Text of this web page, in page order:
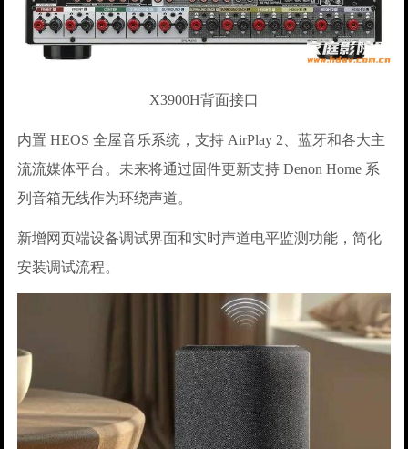
X3900H背面接口
内置 HEOS 全屋音乐系统，支持 AirPlay 2、蓝牙和各大主
流流媒体平台。未来将通过固件更新支持 Denon Home 系
列音箱无线作为环绕声道。
新增网页端设备调试界面和实时声道电平监测功能，简化
安装调试流程。